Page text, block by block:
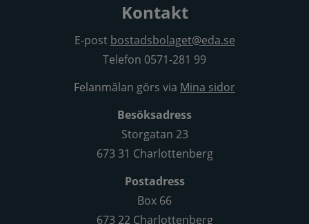
Kontakt
E-post bostadsbolaget@eda.se
Telefon 0571-281 99
Felanmälan görs via Mina sidor
Besöksadress
Storgatan 23
673 31 Charlottenberg
Postadress
Box 66
673 22 Charlottenberg